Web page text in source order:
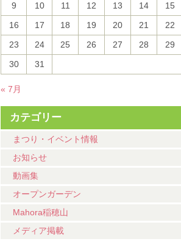
9
10 11 12 13 14
15
16
17 18 19 20 21
22
23
24 25 26 27 28
29
30
31
« 7月
カテゴリー
まつり・イベント情報
お知らせ
動画集
オープンガーデン
Mahora稲穂山
メディア掲載